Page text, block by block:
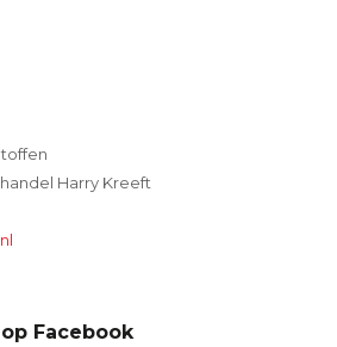
Harry Kreeft
Facebook